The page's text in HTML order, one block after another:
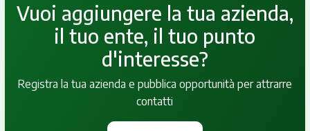
Vuoi aggiungere la tua azienda,
il tuo ente, il tuo punto
d'interesse?
Registra la tua azienda e pubblica opportunità per attrarre
contatti